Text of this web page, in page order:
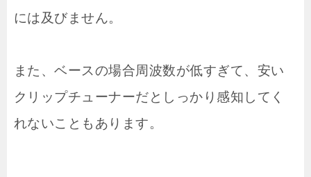
には及びません。
また、ベースの場合周波数が低すぎて、安い
クリップチューナーだとしっかり感知してく
れないこともあります。